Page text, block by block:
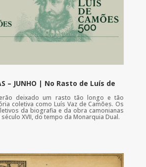
– JUNHO | No Rasto de Luís de
deixado um rasto tão longo e tão
coletiva como Luís Vaz de Camões. Os
da biografia e da obra camonianas
XVII, do tempo da Monarquia Dual.